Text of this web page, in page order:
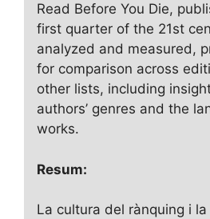
Read Before You Die,
first quarter of the 21st
analyzed and measured,
for comparison across
other lists, including
authors’ genres and the
works.
Resum:
La cultura del rànquing i